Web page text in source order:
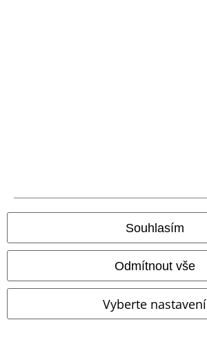
Souhlasím
Odmítnout vše
Vyberte nastavení
Informace o přístupnosti